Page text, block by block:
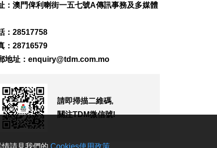
265
0
711
0
2026-08-08 16:10
858
0
：澳門俾利喇街一五七號A傳訊事務及多媒體
：28517758
：28716579
地址： enquiry@tdm.com.mo
請即掃描二維碼,
關注TDM微信號!
請見我們的 Cookies使用政策